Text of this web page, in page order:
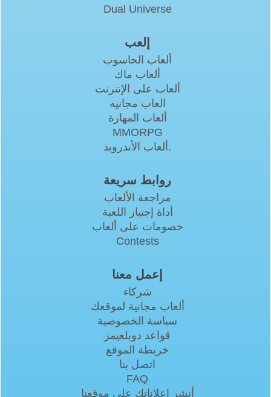
Dual Universe
إلعب
ألعاب الحاسوب
ألعاب ماك
ألعاب على الإنترنت
العاب مجانيه
ألعاب المهارة
MMORPG
ألعاب الأندرويد.
روابط سريعة
مراجعة الألعاب
أداة إجتياز اللعبة
خصومات على ألعاب
Contests
إعمل معنا
شركاء
ألعاب مجانية لموقعك
سياسة الخصوصية
قواعد دوبلغيمز
خريطة الموقع
اتصل بنا
FAQ
أنشر إعلاناتك على موقعنا